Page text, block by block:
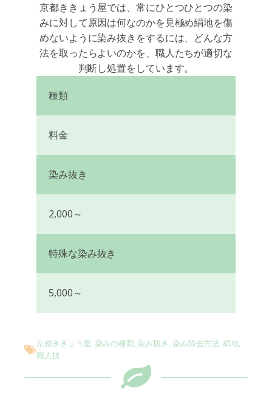
京都ききょう屋では、常にひとつひとつの染
みに対して原因は何なのかを見極め絹地を傷
めないように染み抜きをするには、どんな方
法を取ったらよいのかを、職人たちが適切な
判断し処置をしています。
種類
料金
染み抜き
2,000～
特殊な染み抜き
5,000～
京都ききょう屋, 染みの種類, 染み抜き , 染み除去方法,絹地,
職人技